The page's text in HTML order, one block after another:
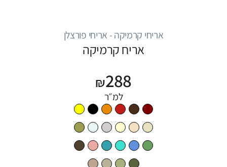
אריחי קרמיקה - אריחי פורצלן
אריח קרמיקה
₪288
למ״ר